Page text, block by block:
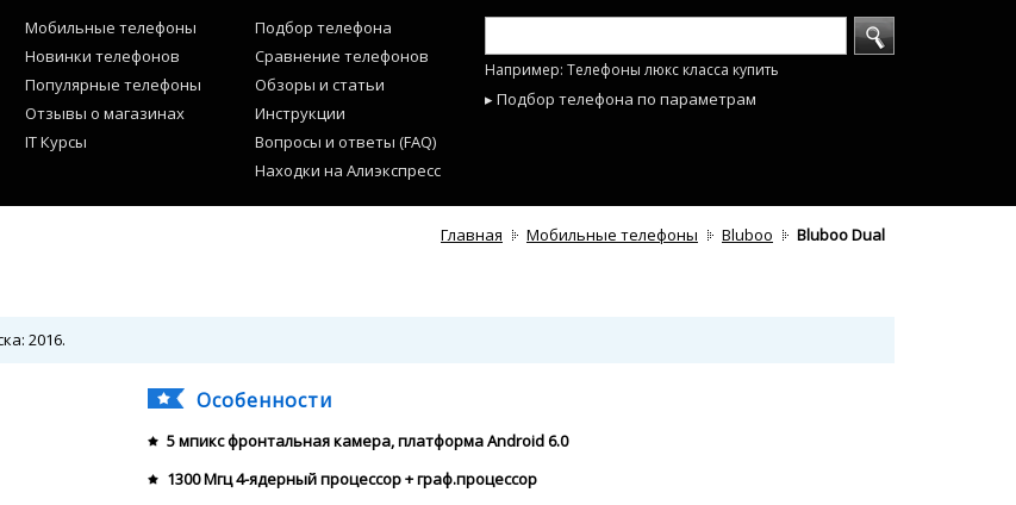
Мобильные телефоны
Новинки телефонов
Популярные телефоны
Отзывы о магазинах
IT Курсы
Подбор телефона
Сравнение телефонов
Обзоры и статьи
Инструкции
Вопросы и ответы (FAQ)
Находки на Алиэкспресс
Например: Телефоны люкс класса купить
▸ Подбор телефона по параметрам
Главная Мобильные телефоны Bluboo Bluboo Dual
2016.
Особенности
5 мпикс фронтальная камера, платформа Android 6.0
1300 Мгц 4-ядерный процессор + граф.процессор